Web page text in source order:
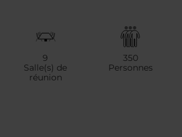
9
Salle(s) de
réunion
350
Personnes